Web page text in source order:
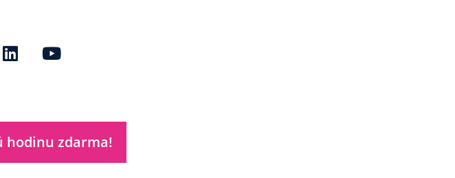
hodinu zdarma!